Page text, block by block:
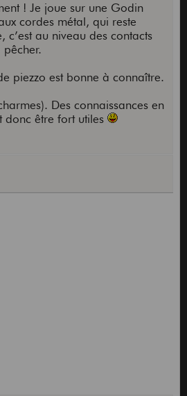
des piezo pour
identiques !
! Je joue sur une Godin
cordes métal, qui reste
c’est au niveau des contacts
piezzo est bonne à connaître.
Des connaissances en
donc être fort utiles